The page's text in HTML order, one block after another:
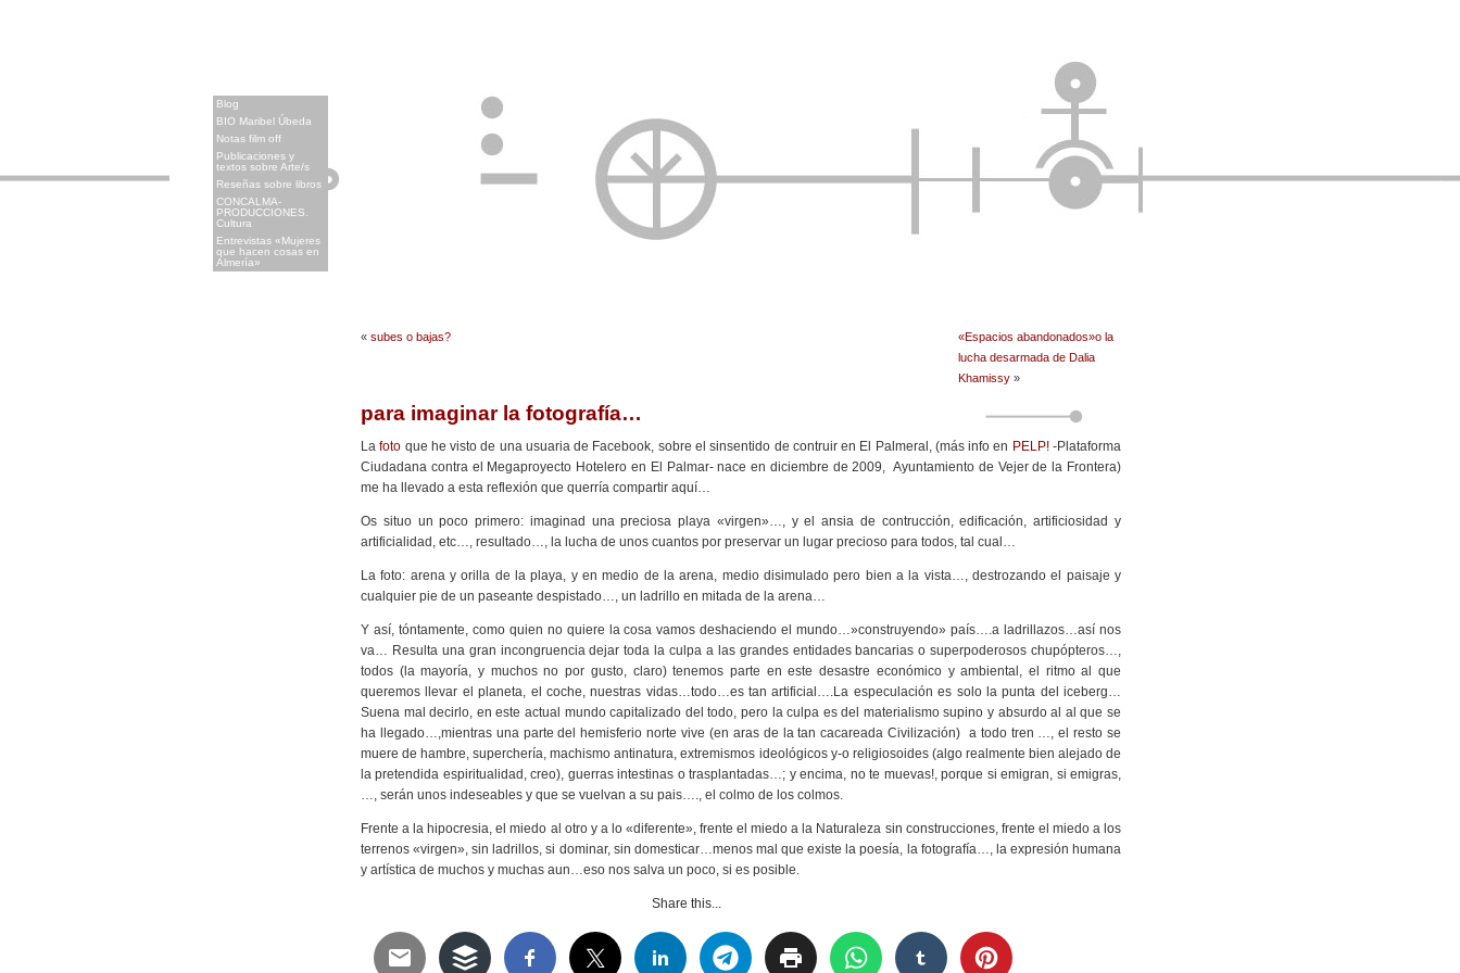
Blog
BIO Maribel Úbeda
Notas film off
Publicaciones y
textos sobre Arte/s
Reseñas sobre libros
CONCALMA-
PRODUCCIONES.
Cultura
Entrevistas «Mujeres
que hacen cosas en
Almería»
« subes o bajas?
«Espacios abandonados»o la
lucha desarmada de Dalia
Khamissy »
para imaginar la fotografía…
Lafoto que he visto de una usuaria de Facebook, sobre el sinsentido de contruir en El Palmeral, (más info en PELP!-Plataforma
Ciudadana contra el Megaproyecto Hotelero en El Palmar- nace en diciembre de 2009, Ayuntamiento de Vejer de la Frontera)
me ha llevado a esta reflexión que querría compartir aquí…
‎Os situo un poco primero: imaginad una preciosa playa «virgen»…, y el ansia de contrucción, edificación, artificiosidad y
artificialidad, etc…, resultado…, la lucha de unos cuantos por preservar un lugar precioso para todos, tal cual…
La foto: arena y orilla de la playa, y en medio de la arena, medio disimulado pero bien a la vista…, destrozando el paisaje y
cualquier pie de un paseante despistado…, un ladrillo en mitada de la arena…
Y así, tóntamente, como quien no quiere la cosa vamos deshaciendo el mundo…»construyendo» país….a ladrillazos…así nos
va… Resulta una gran incongruencia dejar toda la culpa a las grandes entidades bancarias o superpoderosos chupópteros…,
todos (la mayoría, y muchos no por gusto, claro) tenemos parte en este desastre económico y ambiental, el ritmo al que
queremos llevar el planeta, el coche, nuestras vidas…todo…es tan artificial….La especulación es solo la punta del iceberg…
Suena mal decirlo, en este actual mundo capitalizado del todo, pero la culpa es del materialismo supino y absurdo al al que se
ha llegado…,mientras una parte del hemisferio norte vive (en aras de la tan cacareada Civilización) a todo tren …, el resto se
muere de hambre, superchería, machismo antinatura, extremismos ideológicos y-o religiosoides (algo realmente bien alejado de
la pretendida espiritualidad, creo), guerras intestinas o trasplantadas…; y encima, no te muevas!, porque si emigran, si emigras,
…, serán unos indeseables y que se vuelvan a su pais…., el colmo de los colmos.
Frente a la hipocresia, el miedo al otro y a lo «diferente», frente el miedo a la Naturaleza sin construcciones, frente el miedo a los
terrenos «virgen», sin ladrillos, si dominar, sin domesticar…menos mal que existe la poesía, la fotografía…, la expresión humana
y artística de muchos y muchas aun…eso nos salva un poco, si es posible.
Share this...